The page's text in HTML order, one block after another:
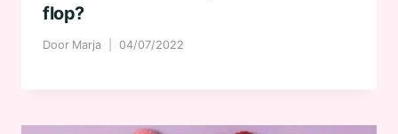
flop?
Door Marja 04/07/2022